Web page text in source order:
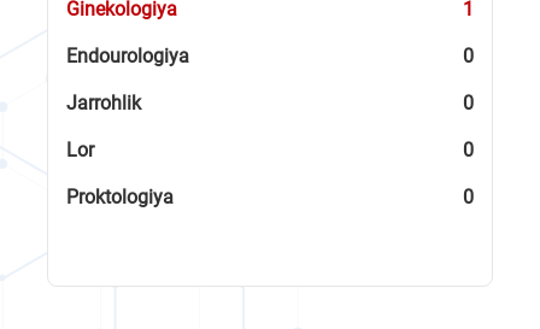
Ginekologiya 1
Endourologiya 0
Jarrohlik 0
Lor 0
Proktologiya 0